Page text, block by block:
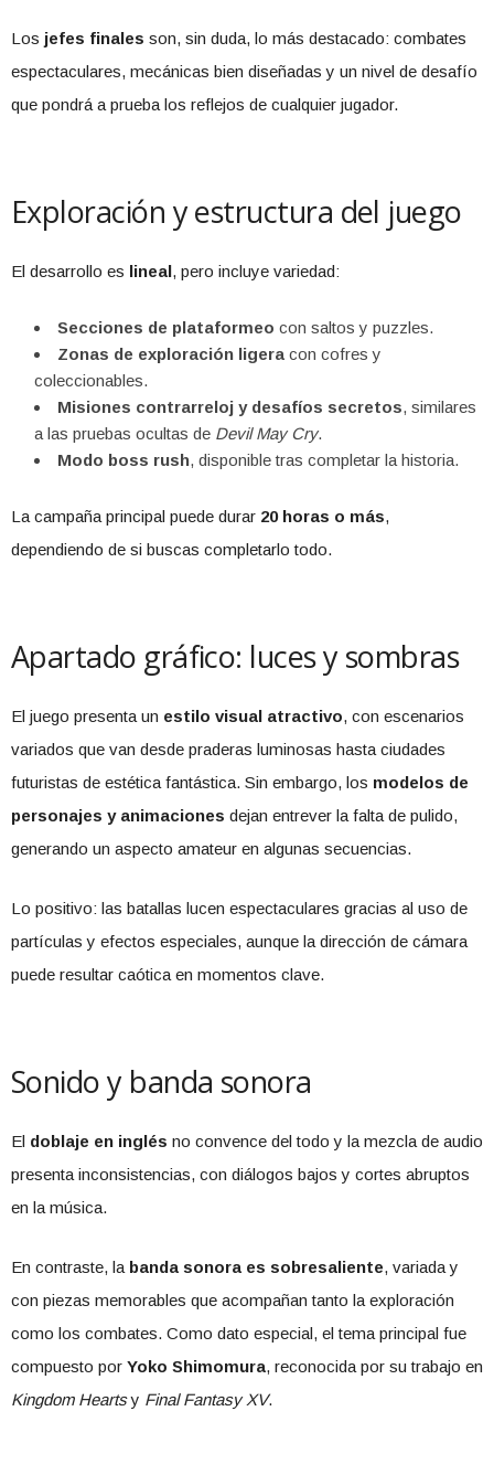
Los jefes finales son, sin duda, lo más destacado: combates
espectaculares, mecánicas bien diseñadas y un nivel de desafío
que pondrá a prueba los reflejos de cualquier jugador.
Exploración y estructura del juego
El desarrollo es lineal, pero incluye variedad:
Secciones de plataformeo con saltos y puzzles.
Zonas de exploración ligera con cofres y
coleccionables.
Misiones contrarreloj y desafíos secretos, similares
a las pruebas ocultas de Devil May Cry.
Modo boss rush, disponible tras completar la historia.
La campaña principal puede durar 20 horas o más,
dependiendo de si buscas completarlo todo.
Apartado gráfico: luces y sombras
El juego presenta un estilo visual atractivo, con escenarios
variados que van desde praderas luminosas hasta ciudades
futuristas de estética fantástica. Sin embargo, los modelos de
personajes y animaciones dejan entrever la falta de pulido,
generando un aspecto amateur en algunas secuencias.
Lo positivo: las batallas lucen espectaculares gracias al uso de
partículas y efectos especiales, aunque la dirección de cámara
puede resultar caótica en momentos clave.
Sonido y banda sonora
El doblaje en inglés no convence del todo y la mezcla de audio
presenta inconsistencias, con diálogos bajos y cortes abruptos
en la música.
En contraste, la banda sonora es sobresaliente, variada y
con piezas memorables que acompañan tanto la exploración
como los combates. Como dato especial, el tema principal fue
compuesto por Yoko Shimomura, reconocida por su trabajo en
Kingdom Heartsy Final Fantasy XV.